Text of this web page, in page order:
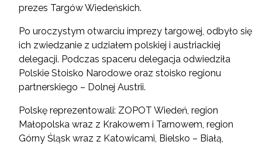
prezes Targów Wiedeńskich.
Po uroczystym otwarciu imprezy targowej, odbyło się
ich zwiedzanie z udziałem polskiej i austriackiej
delegacji. Podczas spaceru delegacja odwiedziła
Polskie Stoisko Narodowe oraz stoisko regionu
partnerskiego – Dolnej Austrii.
Polskę reprezentowali: ZOPOT Wiedeń, region
Małopolska wraz z Krakowem i Tarnowem, region
Górny Śląsk wraz z Katowicami, Bielsko – Białą,